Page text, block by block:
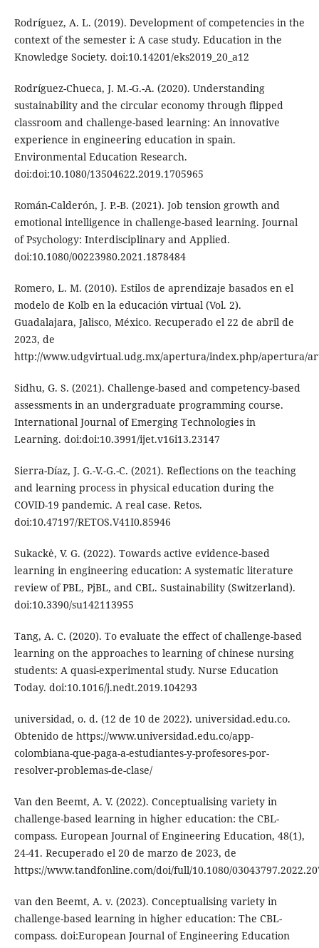
Rodríguez, A. L. (2019). Development of competencies in the
context of the semester i: A case study. Education in the
Knowledge Society. doi:10.14201/eks2019_20_a12
Rodríguez-Chueca, J. M.-G.-A. (2020). Understanding
sustainability and the circular economy through flipped
classroom and challenge-based learning: An innovative
experience in engineering education in spain.
Environmental Education Research.
doi:doi:10.1080/13504622.2019.1705965
Román-Calderón, J. P.-B. (2021). Job tension growth and
emotional intelligence in challenge-based learning. Journal
of Psychology: Interdisciplinary and Applied.
doi:10.1080/00223980.2021.1878484
Romero, L. M. (2010). Estilos de aprendizaje basados en el
modelo de Kolb en la educación virtual (Vol. 2).
Guadalajara, Jalisco, México. Recuperado el 22 de abril de
2023, de
http://www.udgvirtual.udg.mx/apertura/index.php/apertura/
Sidhu, G. S. (2021). Challenge-based and competency-based
assessments in an undergraduate programming course.
International Journal of Emerging Technologies in
Learning. doi:doi:10.3991/ijet.v16i13.23147
Sierra-Díaz, J. G.-V.-G.-C. (2021). Reflections on the teaching
and learning process in physical education during the
COVID-19 pandemic. A real case. Retos.
doi:10.47197/RETOS.V41I0.85946
Sukackė, V. G. (2022). Towards active evidence-based
learning in engineering education: A systematic literature
review of PBL, PjBL, and CBL. Sustainability (Switzerland).
doi:10.3390/su142113955
Tang, A. C. (2020). To evaluate the effect of challenge-based
learning on the approaches to learning of chinese nursing
students: A quasi-experimental study. Nurse Education
Today. doi:10.1016/j.nedt.2019.104293
universidad, o. d. (12 de 10 de 2022). universidad.edu.co.
Obtenido de https://www.universidad.edu.co/app-
colombiana-que-paga-a-estudiantes-y-profesores-por-
resolver-problemas-de-clase/
Van den Beemt, A. V. (2022). Conceptualising variety in
challenge-based learning in higher education: the CBL-
compass. European Journal of Engineering Education, 48(1),
24-41. Recuperado el 20 de marzo de 2023, de
https://www.tandfonline.com/doi/full/10.1080/
van den Beemt, A. v. (2023). Conceptualising variety in
challenge-based learning in higher education: The CBL-
compass. doi:European Journal of Engineering Education